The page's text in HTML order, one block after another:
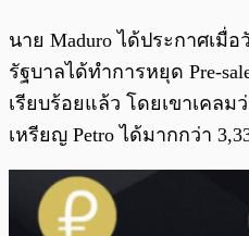
นาย Maduro ได้ประกาศเมื่
รัฐบาลได้ทำการหยุด Pre-
เรียบร้อยแล้ว โดยเขาเคล
เหรียญ Petro ได้มากกว่า